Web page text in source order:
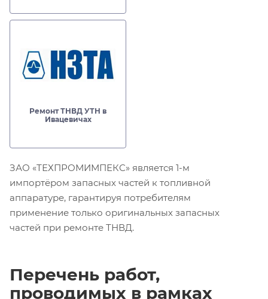
Ремонт ТНВД УТН в
Ивацевичах
ЗАО «ТЕХПРОМИМПЕКС» является 1-м
импортёром запасных частей к топливной
аппаратуре, гарантируя потребителям
применение только оригинальных запасных
частей при ремонте ТНВД.
Перечень работ,
проводимых в рамках